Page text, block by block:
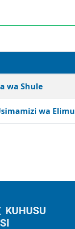
wa Shule
wa Elimu
KUHUSU